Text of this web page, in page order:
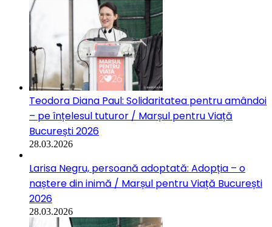
Teodora Diana Paul: Solidaritatea pentru amândoi
– pe înțelesul tuturor / Marșul pentru Viață
București 2026
28.03.2026
Larisa Negru, persoană adoptată: Adopția – o
naștere din inimă / Marșul pentru Viață București
2026
28.03.2026